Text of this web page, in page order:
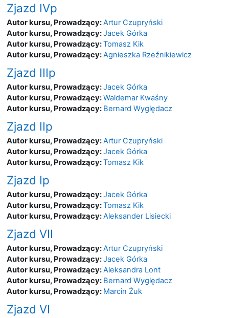
Zjazd IVp
Autor kursu, Prowadzący:Artur Czupryński
Autor kursu, Prowadzący:Jacek Górka
Autor kursu, Prowadzący:Tomasz Kik
Autor kursu, Prowadzący:Agnieszka Rzeźnikiewicz
Zjazd IIIp
Autor kursu, Prowadzący:Jacek Górka
Autor kursu, Prowadzący:Waldemar Kwaśny
Autor kursu, Prowadzący: Bernard Wyględacz
Zjazd IIp
Autor kursu, Prowadzący:Artur Czupryński
Autor kursu, Prowadzący:Jacek Górka
Autor kursu, Prowadzący:Tomasz Kik
Zjazd Ip
Autor kursu, Prowadzący:Jacek Górka
Autor kursu, Prowadzący:Tomasz Kik
Autor kursu, Prowadzący:Aleksander Lisiecki
Zjazd VII
Autor kursu, Prowadzący:Artur Czupryński
Autor kursu, Prowadzący:Jacek Górka
Autor kursu, Prowadzący:Aleksandra Lont
Autor kursu, Prowadzący: Bernard Wyględacz
Autor kursu, Prowadzący: Marcin Żuk
Zjazd VI